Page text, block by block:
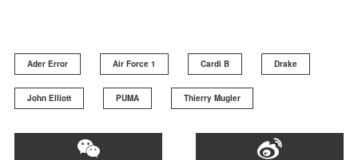
Ader Error Air Force 1 Cardi B Drake
John Elliott PUMA Thierry Mugler